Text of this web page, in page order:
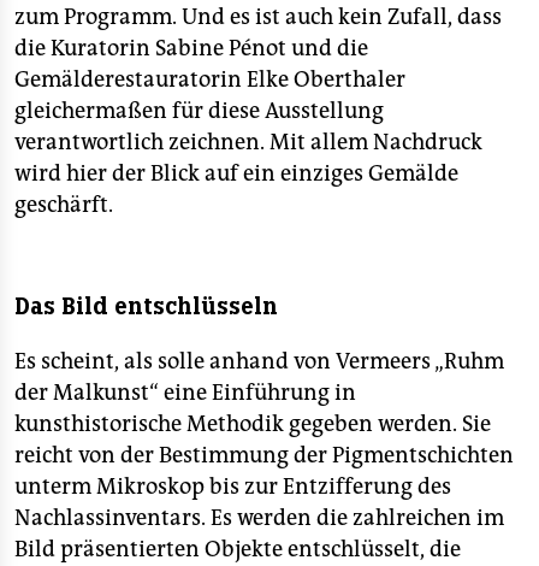
zum Programm. Und es ist auch kein Zufall, dass
die Kuratorin Sabine Pénot und die
Gemälderestauratorin Elke Oberthaler
gleichermaßen für diese Ausstellung
verantwortlich zeichnen. Mit allem Nachdruck
wird hier der Blick auf ein einziges Gemälde
geschärft.
Das Bild entschlüsseln
Es scheint, als solle anhand von Vermeers „Ruhm
der Malkunst“ eine Einführung in
kunsthistorische Methodik gegeben werden. Sie
reicht von der Bestimmung der Pigmentschichten
unterm Mikroskop bis zur Entzifferung des
Nachlassinventars. Es werden die zahlreichen im
Bild präsentierten Objekte entschlüsselt, die